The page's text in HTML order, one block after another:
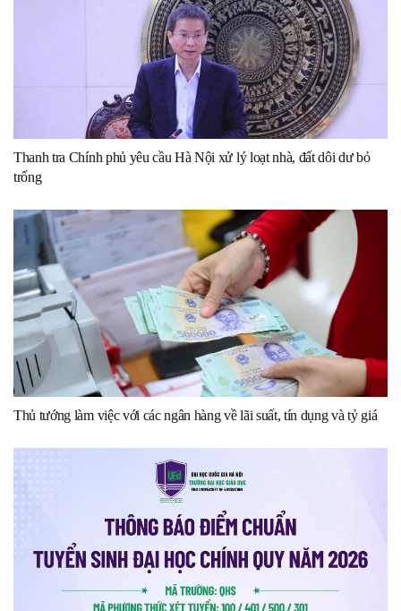
Thanh tra Chính phủ yêu cầu Hà Nội xử lý loạt nhà, đất dôi dư bỏ
trống
Thủ tướng làm việc với các ngân hàng về lãi suất, tín dụng và tỷ giá